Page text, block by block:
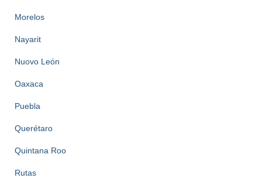
Morelos
Nayarit
Nuovo León
Oaxaca
Puebla
Querétaro
Quintana Roo
Rutas